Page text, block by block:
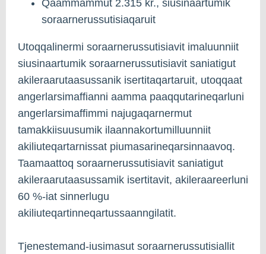
Qaammammut 2.315 kr., siusinaartumik
soraarnerussutisiaqaruit
Utoqqalinermi soraarnerussutisiavit imaluunniit
siusinaartumik soraarnerussutisiavit saniatigut
akileraarutaasussanik isertitaqartaruit, utoqqaat
angerlarsimaffianni aamma paaqqutarineqarluni
angerlarsimaffimmi najugaqarnermut
tamakkiisuusumik ilaannakortumilluunniit
akiliuteqartarnissat piumasarineqarsinnaavoq.
Taamaattoq soraarnerussutisiavit saniatigut
akileraarutaasussamik isertitavit, akileraareerluni
60 %-iat sinnerlugu
akiliuteqartinneqartussaanngilatit.
Tjenestemand-iusimasut soraarnerussutisiallit